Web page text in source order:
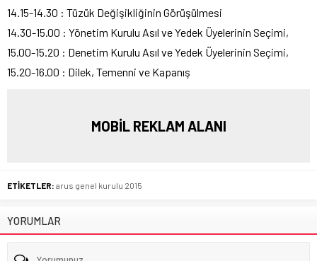
14.15-14.30 : Tüzük Değişikliğinin Görüşülmesi
14.30-15.00 : Yönetim Kurulu Asıl ve Yedek Üyelerinin Seçimi,
15.00-15.20 : Denetim Kurulu Asıl ve Yedek Üyelerinin Seçimi,
15.20-16.00 : Dilek, Temenni ve Kapanış
MOBİL REKLAM ALANI
ETİKETLER: arus genel kurulu 2015
YORUMLAR